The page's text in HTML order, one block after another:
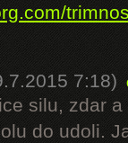
7:18)
silu, zdar
do udoli.